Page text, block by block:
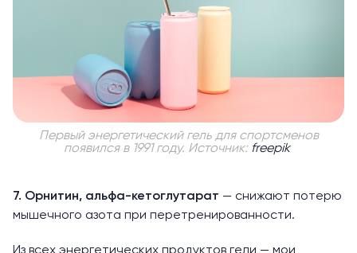
Первый энергетический гель для спортсменов
появился в 1991 году. Источник: freepik
7. Орнитин, альфа-кетоглутарат — снижают потерю
мышечного азота при перетренированности.